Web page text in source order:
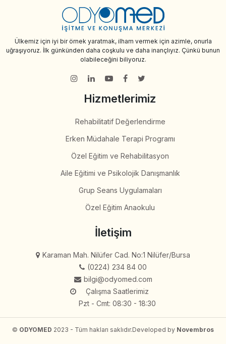
Ülkemiz için iyi bir örnek yaratmak, ilham vermek için azimle, onurla
uğraşıyoruz. İlk günkünden daha coşkulu ve daha inançlıyız. Çünkü bunun
olabileceğini biliyoruz.
Hizmetlerimiz
Rehabilitatif Değerlendirme
Erken Müdahale Terapi Programı
Özel Eğitim ve Rehabilitasyon
Aile Eğitimi ve Psikolojik Danışmanlık
Grup Seans Uygulamaları
Özel Eğitim Anaokulu
İletişim
Karaman Mah. Nilüfer Cad. No:1 Nilüfer/Bursa
(0224) 234 84 00
bilgi@odyomed.com
Çalışma Saatlerimiz
Pzt - Cmt: 08:30 - 18:30
© ODYOMED 2023 - Tüm hakları saklıdır.Developed by Novembros